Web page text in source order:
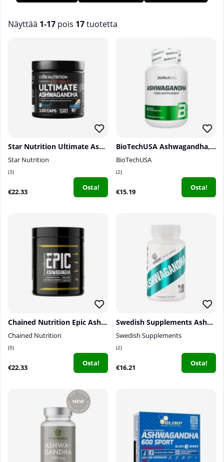
Näyttää 1-17 pois 17tuotetta
Star Nutrition Ultimate Ashwagandha, 120 caps
Star Nutrition
3
€22.33 Osta!
BioTechUSA Ashwagandha, 60 caps
BioTechUSA
2
€15.19 Osta!
Chained Nutrition Epic Ashwagandha, 180 caps
Chained Nutrition
0
€22.33 Osta!
Swedish Supplements Ashwagandha, 60 caps
Swedish Supplements
2
€16.21 Osta!